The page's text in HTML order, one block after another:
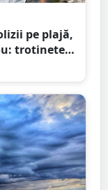
pe plajă,
trotinete
pe stânci